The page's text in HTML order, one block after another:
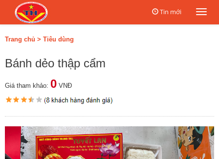
Tin mới
Trang chủ > Tiêu dùng
Bánh dẻo thập cẩm
Giá tham khảo: 0 VNĐ